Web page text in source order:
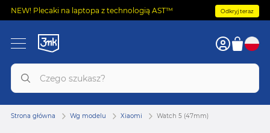
NEW! Plecaki na laptopa z technologią AST™ Odkryj teraz
Strona główna Wg modelu Xiaomi Watch 5 (47mm)